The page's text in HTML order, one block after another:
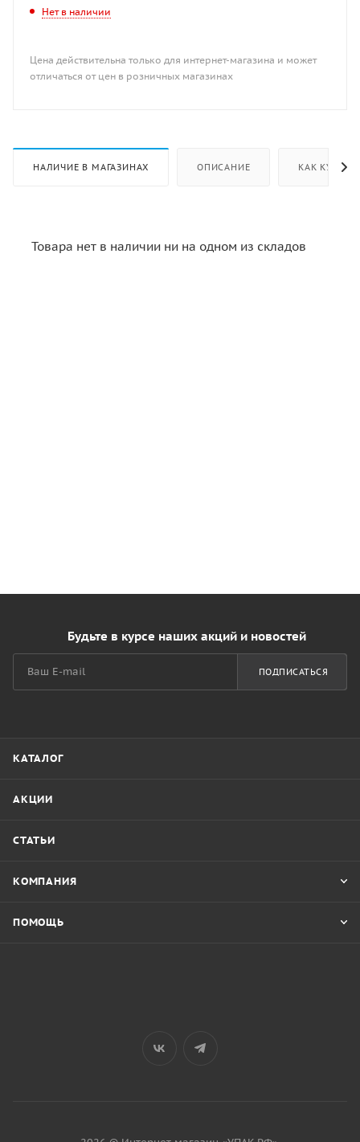
Нет в наличии
Цена действительна только для интернет-магазина и может
отличаться от цен в розничных магазинах
НАЛИЧИЕ В МАГАЗИНАХ ОПИСАНИЕ КАК КУПИТЬ
Товара нет в наличии ни на одном из складов
Будьте в курсе наших акций и новостей
ПОДПИСАТЬСЯ
КАТАЛОГ
АКЦИИ
СТАТЬИ
КОМПАНИЯ
ПОМОЩЬ